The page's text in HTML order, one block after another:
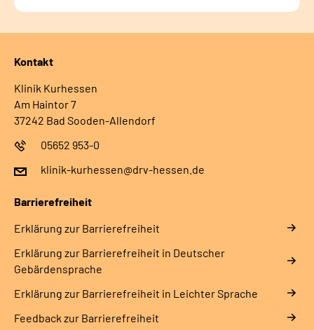
Kontakt
Klinik Kurhessen
Am Haintor 7
37242 Bad Sooden-Allendorf
05652 953-0
klinik-kurhessen@drv-hessen.de
Barrierefreiheit
Erklärung zur Barrierefreiheit
Erklärung zur Barrierefreiheit in Deutscher
Gebärdensprache
Erklärung zur Barrierefreiheit in Leichter Sprache
Feedback zur Barrierefreiheit